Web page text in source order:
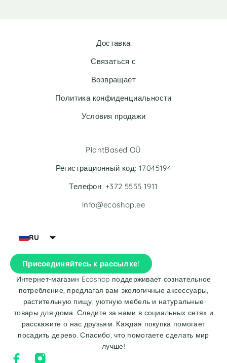
Доставка
Связаться с
Возвращает
Политика конфиденциальности
Условия продажи
RU
Присоединяйтесь к рассылке!
Интернет-магазин Ecoshop поддерживает сознательное
потребление, предлагая вам экологичные аксессуары,
растительную пищу, уютную мебель и натуральные
товары для дома. Следите за нами в социальных сетях и
расскажите о нас друзьям. Каждая покупка помогает
посадить дерево. Спасибо, что помогаете сделать мир
лучше!
PlantBased OÜ
Регистрационный код: 17045194
Телефон: +372 5555 1911
info@ecoshop.ee